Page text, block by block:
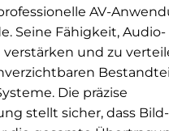
AV-
Seine Fähigkeit,
verstärken und zu
Die präzise
stellt sicher, dass